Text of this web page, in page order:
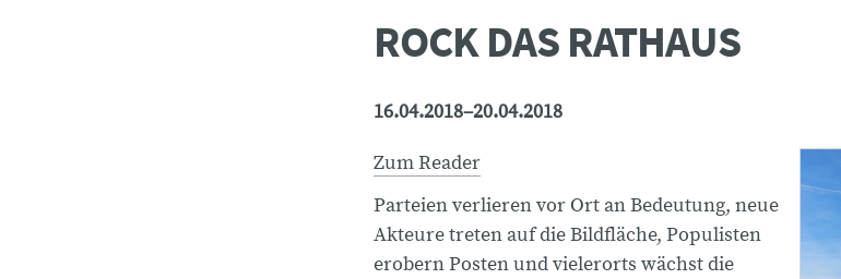
ROCK DAS RATHAUS
16.04.2018–20.04.2018
Zum Reader
Parteien verlieren vor Ort an Bedeutung, neue
Akteure treten auf die Bildfläche, Populisten
erobern Posten und vielerorts wächst die